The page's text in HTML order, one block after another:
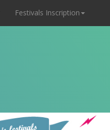
Festivals Inscription